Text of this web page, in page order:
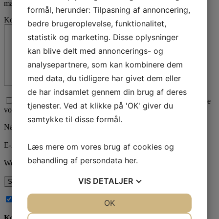
markeret med
Kommentar
Afkryds for samtykke til, at vi behandler den data du sender. Se
vores
privatlivspolitikher.
Navn
E-mail *
Websted
Abonnér på nye kommentarer til dette indlæg
formål, herunder: Tilpasning af annoncering,
bedre brugeroplevelse, funktionalitet,
statistik og marketing. Disse oplysninger
kan blive delt med annoncerings- og
analysepartnere, som kan kombinere dem
med data, du tidligere har givet dem eller
de har indsamlet gennem din brug af deres
tjenester. Ved at klikke på 'OK' giver du
samtykke til disse formål.
Læs mere om vores brug af cookies og
behandling af persondata her.
VIS DETALJER
OK